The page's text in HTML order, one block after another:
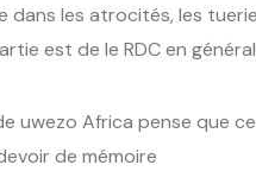
dans les atrocités, les
est de le RDC en
uwezo Africa pense que
de mémoire